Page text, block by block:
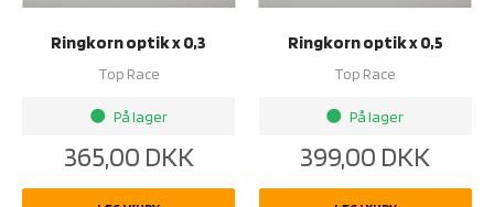
Ringkorn optik x 0,3
Top Race
brightness_1 På lager
365,00 DKK
Ringkorn optik x 0,5
Top Race
brightness_1 På lager
399,00 DKK